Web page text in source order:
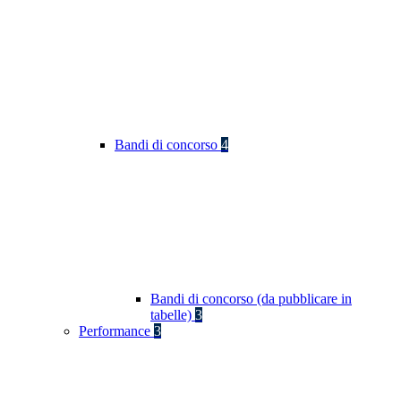
Bandi di concorso 4
Bandi di concorso (da pubblicare in
tabelle) 3
Performance 3